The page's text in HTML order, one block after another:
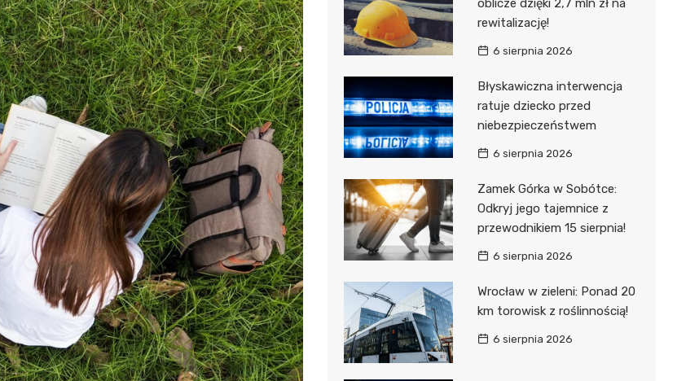
Fryzjer
Kino
Poczta
oblicze dzięki 2,7 mln zł na
rewitalizację!
6 sierpnia 2026
Błyskawiczna interwencja
ratuje dziecko przed
niebezpieczeństwem
6 sierpnia 2026
Zamek Górka w Sobótce:
Odkryj jego tajemnice z
przewodnikiem 15 sierpnia!
6 sierpnia 2026
Wrocław w zieleni: Ponad 20
km torowisk z roślinnością!
6 sierpnia 2026